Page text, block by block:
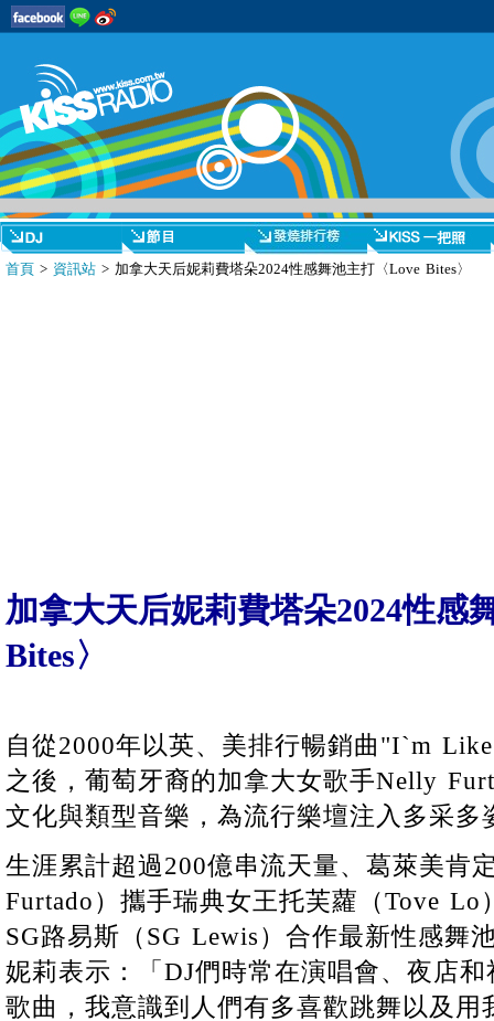
首頁 > 資訊站 > 加拿大天后妮莉費塔朵2024性感舞池主打〈Love Bites〉
加拿大天后妮莉費塔朵2024性感
Bites〉
自從2000年以英、美排行暢銷曲"I`m
之後，葡萄牙裔的加拿大女歌手Nelly
文化與類型音樂，為流行樂壇注入多采多
生涯累計超過200億串流天量、葛萊美肯
Furtado）攜手瑞典女王托芙蘿（Tove Lo
SG路易斯（SG Lewis）合作最新性感舞
妮莉表示：「DJ們時常在演唱會、夜店
歌曲，我意識到人們有多喜歡跳舞以及用